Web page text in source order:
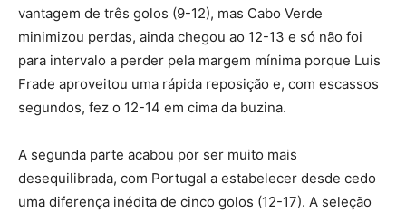
vantagem de três golos (9-12), mas Cabo Verde
minimizou perdas, ainda chegou ao 12-13 e só não foi
para intervalo a perder pela margem mínima porque Luis
Frade aproveitou uma rápida reposição e, com escassos
segundos, fez o 12-14 em cima da buzina.
A segunda parte acabou por ser muito mais
desequilibrada, com Portugal a estabelecer desde cedo
uma diferença inédita de cinco golos (12-17). A seleção